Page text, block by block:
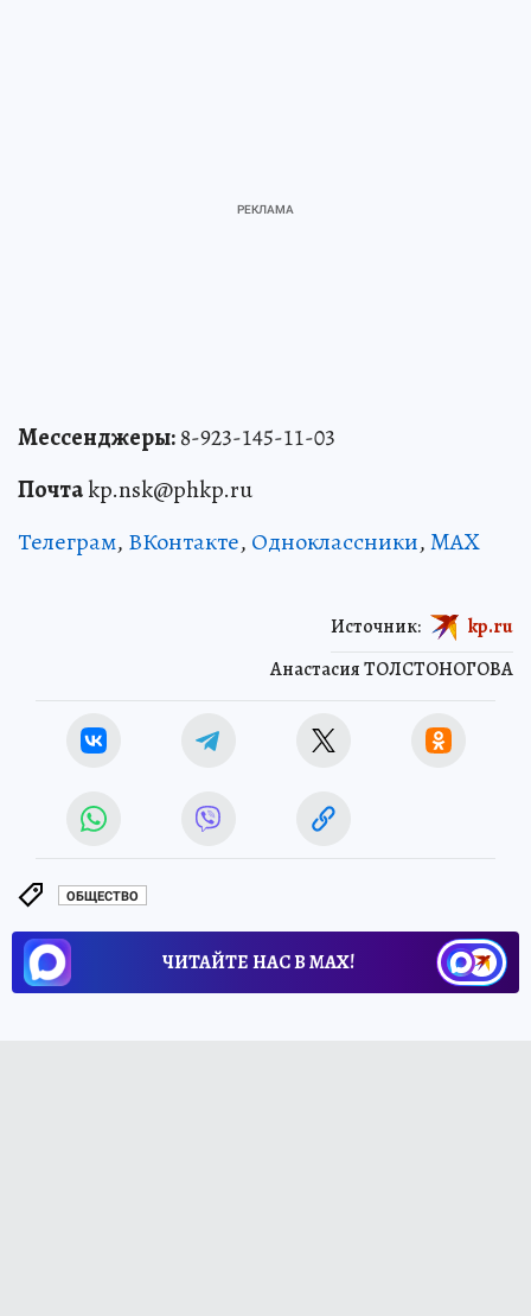
Мессенджеры:8-923-145-11-03
Почтаkp.nsk@phkp.ru
Телеграм, ВКонтакте, Одноклассники,MAX
Анастасия ТОЛСТОНОГОВА
Источник: kp.ru
ОБЩЕСТВО
ЧИТАЙТЕ НАС В МАХ!